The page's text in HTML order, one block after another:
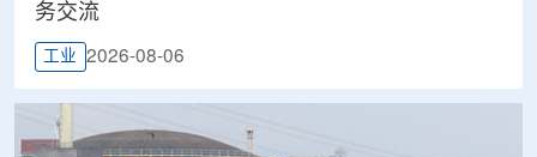
务交流
工业 2026-08-06